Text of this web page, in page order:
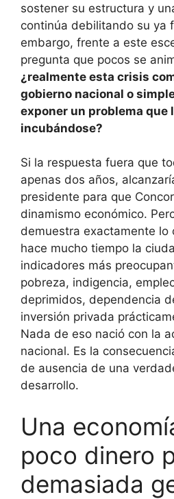
sostener su estructura y
continúa debilitando su ya
embargo, frente a este
pregunta que pocos se
¿realmente esta crisis
gobierno nacional o
exponer un problema que
incubándose?
Si la respuesta fuera que
apenas dos años,
presidente para que
dinamismo económico.
demuestra exactamente lo
hace mucho tiempo la
indicadores más
pobreza, indigencia,
deprimidos, dependencia
inversión privada
Nada de eso nació con la
nacional. Es la
de ausencia de una
desarrollo.
Una
poco dinero
demasiada